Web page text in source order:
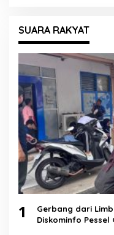
SUARA RAKYAT
1
Gerbang dari
Diskominfo